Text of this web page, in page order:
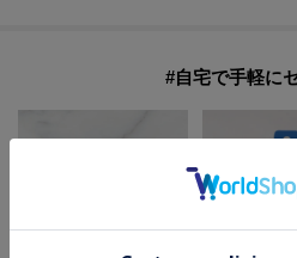
#自宅で手軽に